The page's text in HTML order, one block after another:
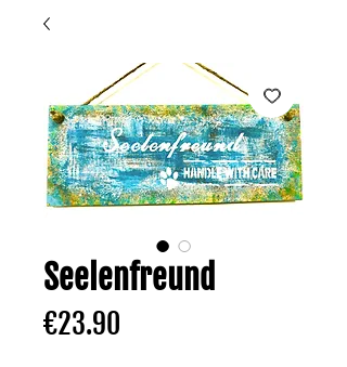
Seelenfreund
€23.90